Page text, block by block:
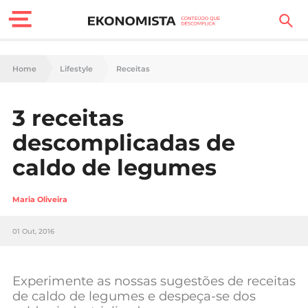
Finanças Pessoais
Carreira
Casa
Lifestyle
Sociedade
Negócios
Home Lifestyle Receitas
3 receitas
descomplicadas de
caldo de legumes
Maria Oliveira
01 Out, 2016
Experimente as nossas sugestões de receitas
de caldo de legumes e despeça-se dos